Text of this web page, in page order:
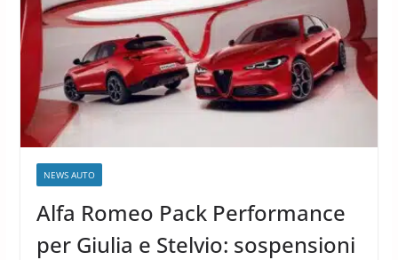
NEWS AUTO
Alfa Romeo Pack Performance
per Giulia e Stelvio: sospensioni